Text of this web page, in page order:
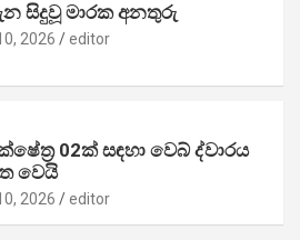
සිදුවූ මාරක අනතුරු
2026 editor
02ක් සඳහා වෙබ් ද්වාරය
වෙයි
2026 editor